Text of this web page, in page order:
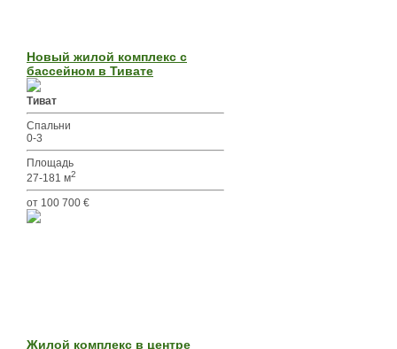
Новый жилой комплекс с
бассейном в Тивате
Тиват
Спальни
0-3
Площадь
27-181 м2
от 100 700 €
Жилой комплекс в центре